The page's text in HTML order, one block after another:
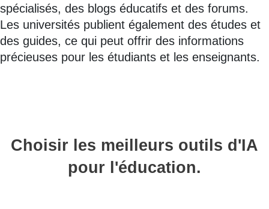
spécialisés, des blogs éducatifs et des forums.
Les universités publient également des études et
des guides, ce qui peut offrir des informations
précieuses pour les étudiants et les enseignants.
Choisir les meilleurs outils d'IA
pour l'éducation.